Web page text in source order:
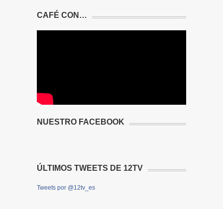
CAFÉ CON…
NUESTRO FACEBOOK
ÚLTIMOS TWEETS DE 12TV
Tweets por @12tv_es